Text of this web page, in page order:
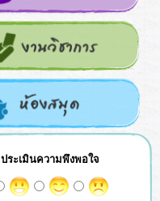
ประเมินความพึงพอใจ